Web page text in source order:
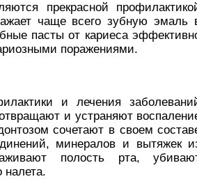
прекрасной
чаще всего зубную эмаль
пасты от кариеса
поражениями.
и лечения
и устраняют
сочетают в своем
минералов и вытяжек
полость рта,
налета.